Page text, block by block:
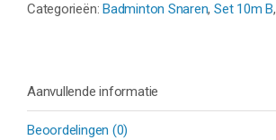
SET
Categorieën: Badminton Snaren,Set 10m B,
Aanvullende informatie
Beoordelingen (0)